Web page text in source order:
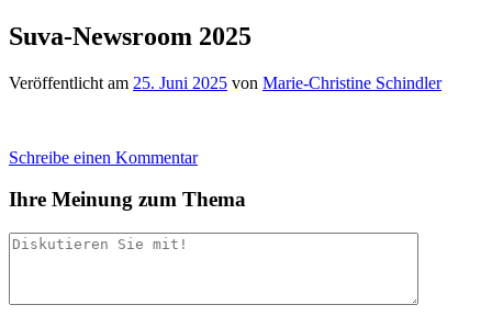
Suva-Newsroom 2025
Veröffentlicht am 25. Juni 2025 von Marie-Christine Schindler
Schreibe einen Kommentar
Ihre Meinung zum Thema